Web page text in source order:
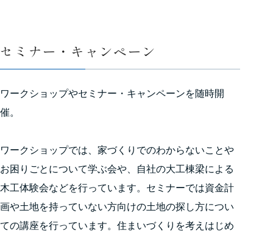
セミナー・キャンペーン
ワークショップやセミナー・キャンペーンを随時開
催。
ワークショップでは、家づくりでのわからないことや
お困りごとについて学ぶ会や、自社の大工棟梁による
木工体験会などを行っています。セミナーでは資金計
画や土地を持っていない方向けの土地の探し方につい
ての講座を行っています。住まいづくりを考えはじめ